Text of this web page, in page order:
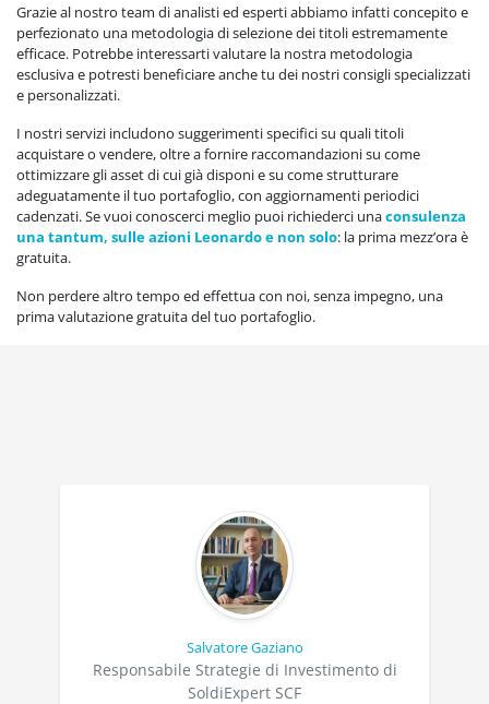
Grazie al nostro team di analisti ed esperti abbiamo infatti concepito e
perfezionato una metodologia di selezione dei titoli estremamente
efficace. Potrebbe interessarti valutare la nostra metodologia
esclusiva e potresti beneficiare anche tu dei nostri consigli specializzati
e personalizzati.
I nostri servizi includono suggerimenti specifici su quali titoli
acquistare o vendere, oltre a fornire raccomandazioni su come
ottimizzare gli asset di cui già disponi e su come strutturare
adeguatamente il tuo portafoglio, con aggiornamenti periodici
cadenzati. Se vuoi conoscerci meglio puoi richiederci unaconsulenza
una tantum, sulle azioni Leonardo e non solo: la prima mezz’ora è
gratuita.
Non perdere altro tempo ed effettua con noi, senza impegno, una
prima valutazione gratuita del tuo portafoglio.
Salvatore Gaziano
Responsabile Strategie di Investimento di
SoldiExpert SCF